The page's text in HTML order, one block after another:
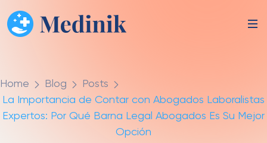
Home Blog
Posts
La Importancia de Contar con Abogados Laboralistas
Expertos: Por Qué Barna Legal Abogados Es Su Mejor
Opción